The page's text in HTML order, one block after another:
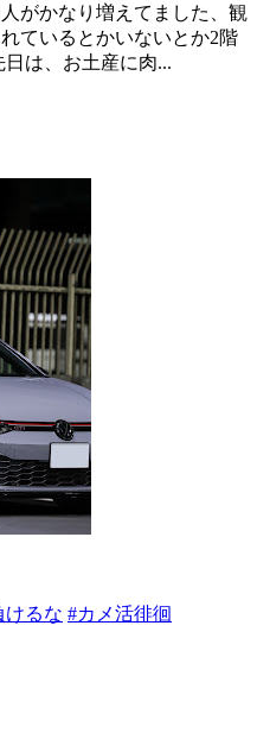
がかなり増えてました、観
ているとかいないとか2階
は、お土産に肉...
けるな #カメ活徘徊